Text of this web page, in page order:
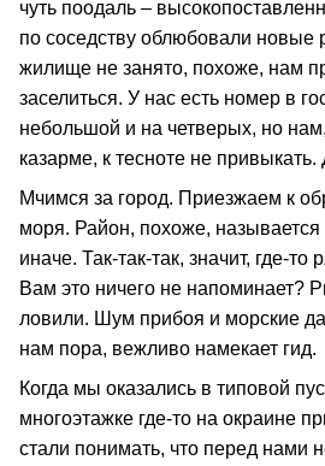
чуть поодаль –
по соседству облюбовали новые
жилище не занято, похоже, нам
заселиться. У нас есть номер в
небольшой и на четверых, но
казарме, к тесноте не
Мчимся за город. Приезжаем к
моря. Район, похоже,
иначе. Так-так-так, значит, где-
Вам это ничего не напоминает?
ловили. Шум прибоя и морские
нам пора, вежливо намекает гид.
Когда мы оказались в типовой
многоэтажке где-то на окраине
стали понимать, что перед нами